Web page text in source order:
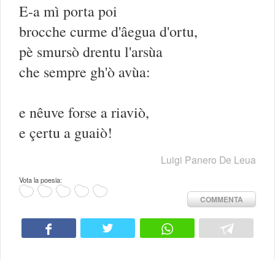
E-a mì porta poi
brocche curme d'âegua d'ortu,
pè smursò drentu l'arsùa
che sempre gh'ò avùa:
e nêuve forse a riaviò,
e çertu a guaiò!
Luigi Panero De Leua
Vota la poesia:
COMMENTA